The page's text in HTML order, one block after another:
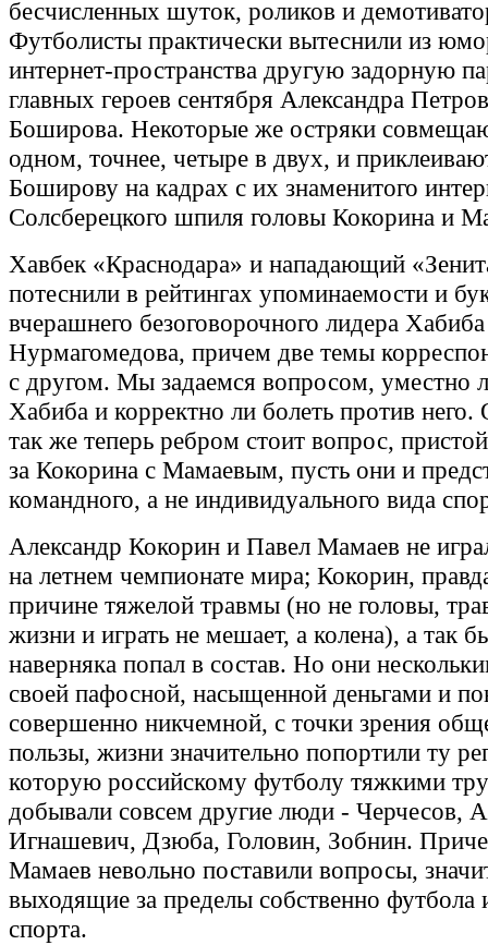
бесчисленных шуток, роликов и
Футболисты практически вытеснили из
интернет-пространства другую задорную
главных героев сентября Александра
Боширова. Некоторые же остряки
одном, точнее, четыре в двух, и
Боширову на кадрах с их знаменитого
Солсберецкого шпиля головы Кокорина и
Хавбек «Краснодара» и нападающий
потеснили в рейтингах упоминаемости и
вчерашнего безоговорочного лидера Хабиба
Нурмагомедова, причем две темы
с другом. Мы задаемся вопросом, уместно
Хабиба и корректно ли болеть против
так же теперь ребром стоит вопрос,
за Кокорина с Мамаевым, пусть они и
командного, а не индивидуального вида
Александр Кокорин и Павел Мамаев не
на летнем чемпионате мира; Кокорин,
причине тяжелой травмы (но не головы,
жизни и играть не мешает, а колена), а так
наверняка попал в состав. Но они
своей пафосной, насыщенной деньгами и
совершенно никчемной, с точки зрения
пользы, жизни значительно попортили ту
которую российскому футболу тяжкими
добывали совсем другие люди - Черчесов,
Игнашевич, Дзюба, Головин, Зобнин.
Мамаев невольно поставили вопросы,
выходящие за пределы собственно футбола
спорта.